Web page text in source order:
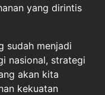
yang dirintis
sudah menjadi
nasional, strategi
akan kita
kekuatan